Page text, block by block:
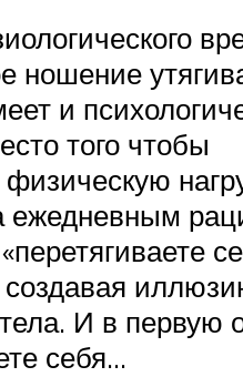
ношение
и
того чтобы
ежедневным
создавая
И в первую
себя…